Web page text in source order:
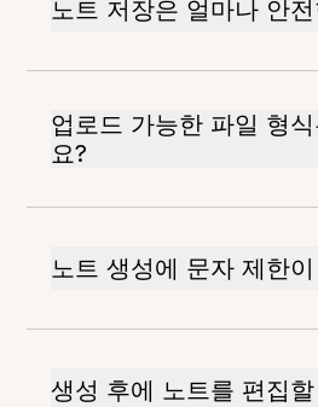
노트 저장은 얼마나 안
업로드 가능한 파일 형
요?
노트 생성에 문자 제한
생성 후에 노트를 편집